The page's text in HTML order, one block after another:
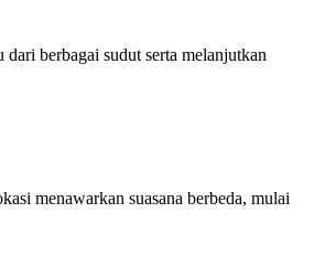
berbagai sudut serta melanjutkan
menawarkan suasana berbeda, mulai